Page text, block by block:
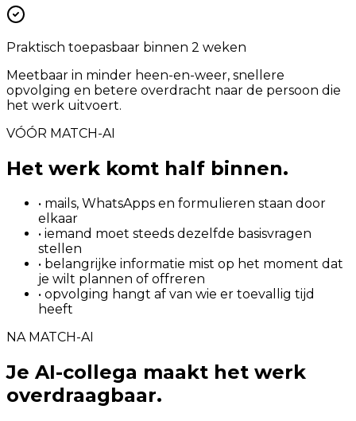
Praktisch toepasbaar binnen 2 weken
Meetbaar in minder heen-en-weer, snellere
opvolging en betere overdracht naar de persoon die
het werk uitvoert.
VÓÓR MATCH-AI
Het werk komt half binnen.
• mails, WhatsApps en formulieren staan door
elkaar
• iemand moet steeds dezelfde basisvragen
stellen
• belangrijke informatie mist op het moment dat
je wilt plannen of offreren
• opvolging hangt af van wie er toevallig tijd
heeft
NA MATCH-AI
Je AI-collega maakt het werk
overdraagbaar.